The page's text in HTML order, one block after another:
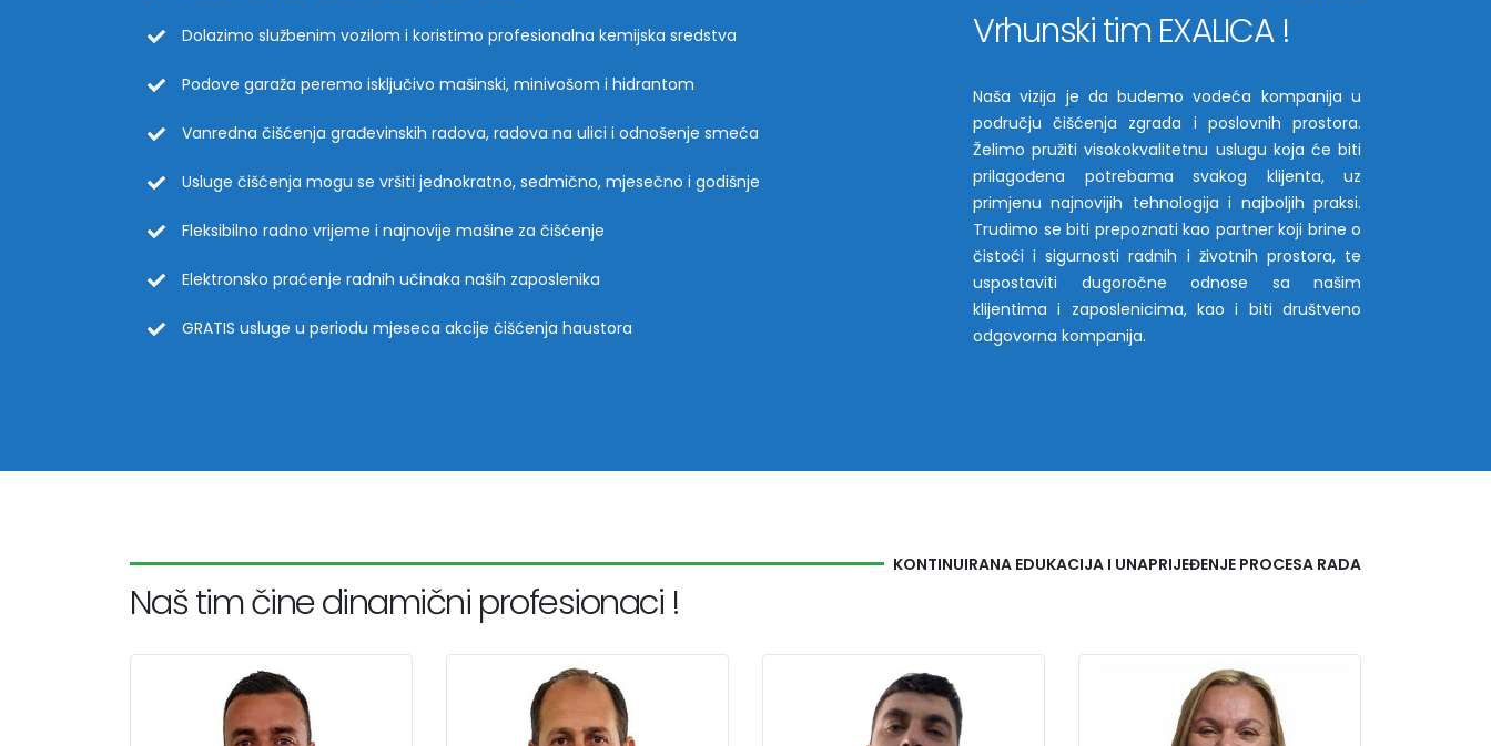
Dolazimo službenim vozilom i koristimo profesionalna kemijska sredstva
Podove garaža peremo isključivo mašinski, minivošom i hidrantom
Vanredna čišćenja građevinskih radova, radova na ulici i odnošenje smeća
Usluge čišćenja mogu se vršiti jednokratno, sedmično, mjesečno i godišnje
Fleksibilno radno vrijeme i najnovije mašine za čišćenje
Elektronsko praćenje radnih učinaka naših zaposlenika
GRATIS usluge u periodu mjeseca akcije čišćenja haustora
Vrhunski tim EXALICA !
Naša vizija je da budemo vodeća kompanija u
području čišćenja zgrada i poslovnih prostora.
Želimo pružiti visokokvalitetnu uslugu koja će biti
prilagođena potrebama svakog klijenta, uz
primjenu najnovijih tehnologija i najboljih praksi.
Trudimo se biti prepoznati kao partner koji brine o
čistoći i sigurnosti radnih i životnih prostora, te
uspostaviti dugoročne odnose sa našim
klijentima i zaposlenicima, kao i biti društveno
odgovorna kompanija.
KONTINUIRANA EDUKACIJA I UNAPRIJEĐENJE PROCESA RADA
Naš tim čine dinamični profesionaci !